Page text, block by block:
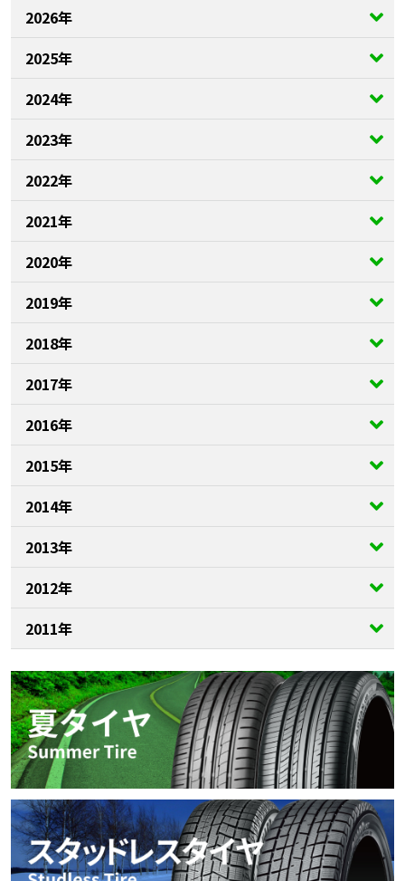
2026年
2025年
2024年
2023年
2022年
2021年
2020年
2019年
2018年
2017年
2016年
2015年
2014年
2013年
2012年
2011年